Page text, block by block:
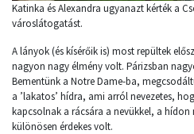
Katinka és Alexandra ugyanazt kérték a
városlátogatást.
A lányok (és kísérőik is) most repültek
nagyon nagy élmény volt. Párizsban
Bementünk a Notre Dame-ba,
a ’lakatos’ hídra, ami arról nevezetes,
kapcsolnak a rácsára a nevükkel, a
különösen érdekes volt.